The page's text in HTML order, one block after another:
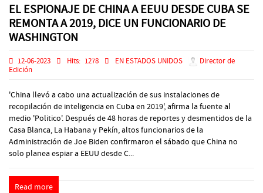
EL ESPIONAJE DE CHINA A EEUU DESDE CUBA SE
REMONTA A 2019, DICE UN FUNCIONARIO DE
WASHINGTON
12-06-2023 Hits: 1278 EN ESTADOS UNIDOS
Director de
Edición
'China llevó a cabo una actualización de sus instalaciones de
recopilación de inteligencia en Cuba en 2019', afirma la fuente al
medio 'Politico'. Después de 48 horas de reportes y desmentidos de la
Casa Blanca, La Habana y Pekín, altos funcionarios de la
Administración de Joe Biden confirmaron el sábado que China no
solo planea espiar a EEUU desde C...
Read more